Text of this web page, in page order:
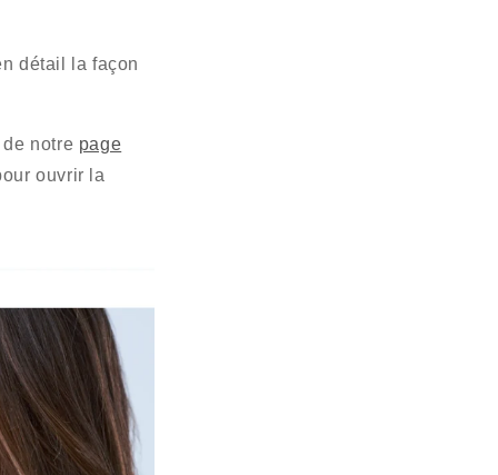
détail la façon
notre page
ouvrir la